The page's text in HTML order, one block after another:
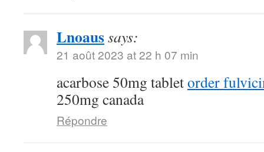
Lnoaussays:
21 août 2023 at 22 h 07 min
acarbose 50mg tabletorder
250mg canada
Répondre